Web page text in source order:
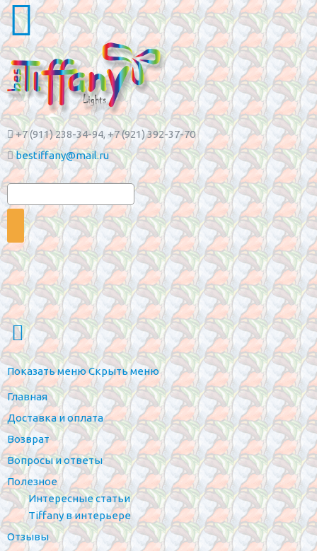
+7 (911) 238-34-94, +7 (921) 392-37-70
bestiffany@mail.ru
Показать менюСкрыть меню
Главная
Доставка и оплата
Возврат
Вопросы и ответы
Полезное
Интересные статьи
Tiffany в интерьере
Отзывы